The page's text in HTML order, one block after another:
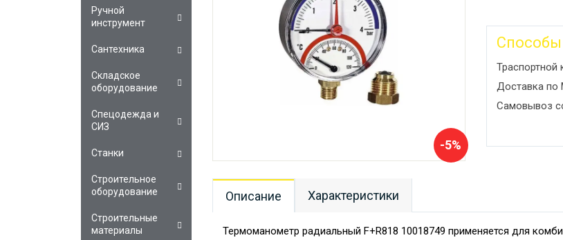
-5%
Траспортной
Доставка по
Самовывоз
Описание Характеристики
Термоманометр радиальный F+R818 10018749 применяется для
Ручной
инструмент
Сантехника
Складское
оборудование
Спецодежда и
СИЗ
Станки
Строительное
оборудование
Строительные
материалы